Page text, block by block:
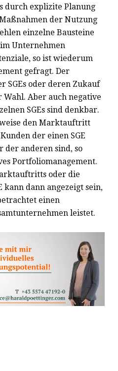
durch explizite Planung
der Nutzung
einzelne Bausteine
Unternehmen
so ist wiederum
gefragt. Der
SGEs oder deren Zukauf
Aber auch negative
SGEs sind denkbar.
den Marktauftritt
der einen SGE
anderen sind, so
Portfoliomanagement.
oder die
kann dann angezeigt sein,
einen
leistet.